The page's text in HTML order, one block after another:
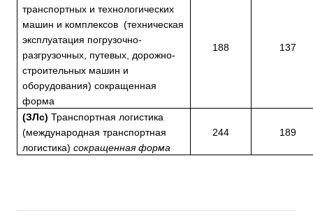
транспортных и технологических
машин и комплексов (техническая
эксплуатация погрузочно-
разгрузочных, путевых, дорожно-
строительных машин и
оборудования) сокращенная
форма
188 137
(ЗЛс) Транспортная логистика
(международная транспортная
логистика) сокращенная форма
244 189